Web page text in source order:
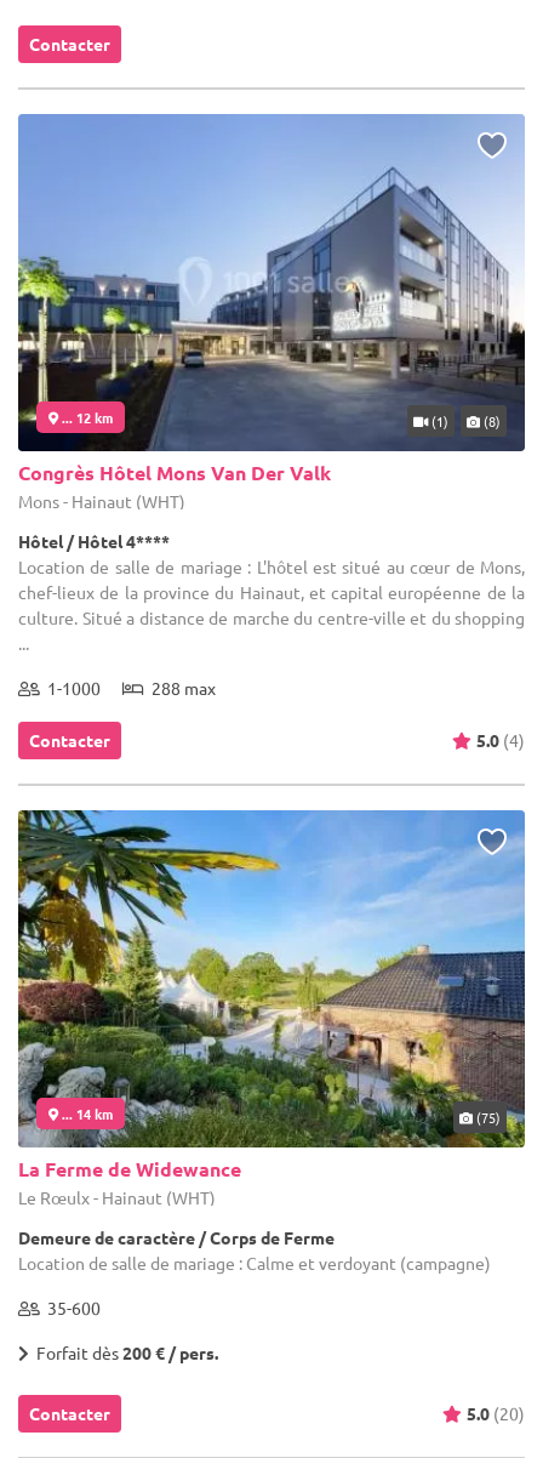
Contacter
... 12 km (1) (8)
Congrès Hôtel Mons Van Der Valk
Mons - Hainaut (WHT)
Hôtel / Hôtel 4****
Location de salle de mariage : L'hôtel est situé au cœur de Mons,
chef-lieux de la province du Hainaut, et capital européenne de la
culture. Situé a distance de marche du centre-ville et du shopping
...
1-1000 288 max
Contacter 5.0 (4)
... 14 km (75)
La Ferme de Widewance
Le Rœulx - Hainaut (WHT)
Demeure de caractère / Corps de Ferme
Location de salle de mariage : Calme et verdoyant (campagne)
35-600
Forfait dès200 € / pers.
Contacter 5.0 (20)